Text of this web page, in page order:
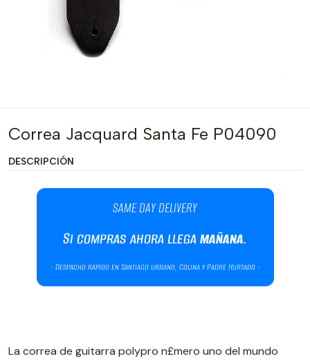
Correa Jacquard Santa Fe P04090
DESCRIPCIÓN
La correa de guitarra polypro n£mero uno del mundo